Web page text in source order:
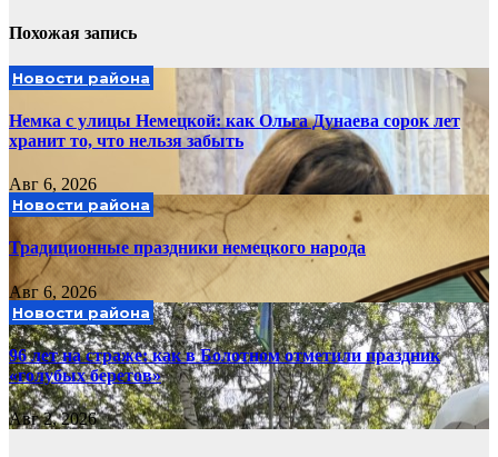
Похожая запись
Новости района
Немка с улицы Немецкой: как Ольга Дунаева сорок лет
хранит то, что нельзя забыть
Авг 6, 2026
Новости района
Традиционные праздники немецкого народа
Авг 6, 2026
Новости района
96 лет на страже: как в Болотном отметили праздник
«голубых беретов»
Авг 2, 2026